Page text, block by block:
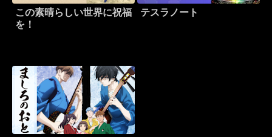
この素晴らしい世界に祝福
を！
テスラノート